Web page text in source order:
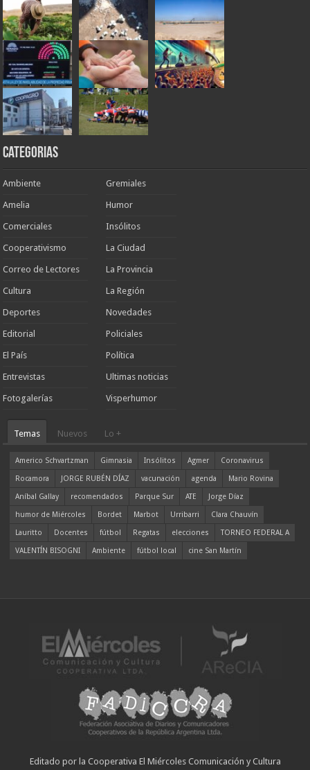
Categorias
Ambiente
Amelia
Comerciales
Cooperativismo
Correo de Lectores
Cultura
Deportes
Editorial
El País
Entrevistas
Fotogalerías
Gremiales
Humor
Insólitos
La Ciudad
La Provincia
La Región
Novedades
Policiales
Política
Ultimas noticias
Visperhumor
Temas Nuevos Lo +
Americo Schvartzman Gimnasia Insólitos Agmer
Coronavirus
Rocamora
JORGE RUBÉN DÍAZ vacunación agenda
Mario Rovina
Aníbal Gallay
recomendados Parque Sur ATE
Jorge Díaz
humor de Miércoles
Bordet Marbot Urribarri
Clara Chauvín
Lauritto
Docentes fútbol Regatas elecciones
TORNEO FEDERAL A
VALENTÍN BISOGNI
Ambiente fútbol local cine San Martín
Editado por la Cooperativa El Miércoles Comunicación y Cultura